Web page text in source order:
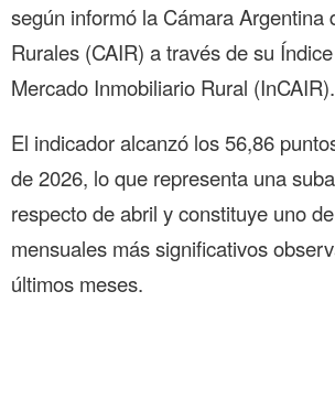
según informó la Cámara Argentina
Rurales (CAIR) a través de su
Mercado Inmobiliario Rural (InCAIR).
El indicador alcanzó los 56,86
de 2026, lo que representa una
respecto de abril y constituye uno
mensuales más significativos
últimos meses.